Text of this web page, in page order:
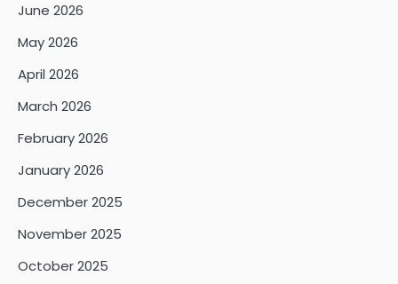
June 2026
May 2026
April 2026
March 2026
February 2026
January 2026
December 2025
November 2025
October 2025